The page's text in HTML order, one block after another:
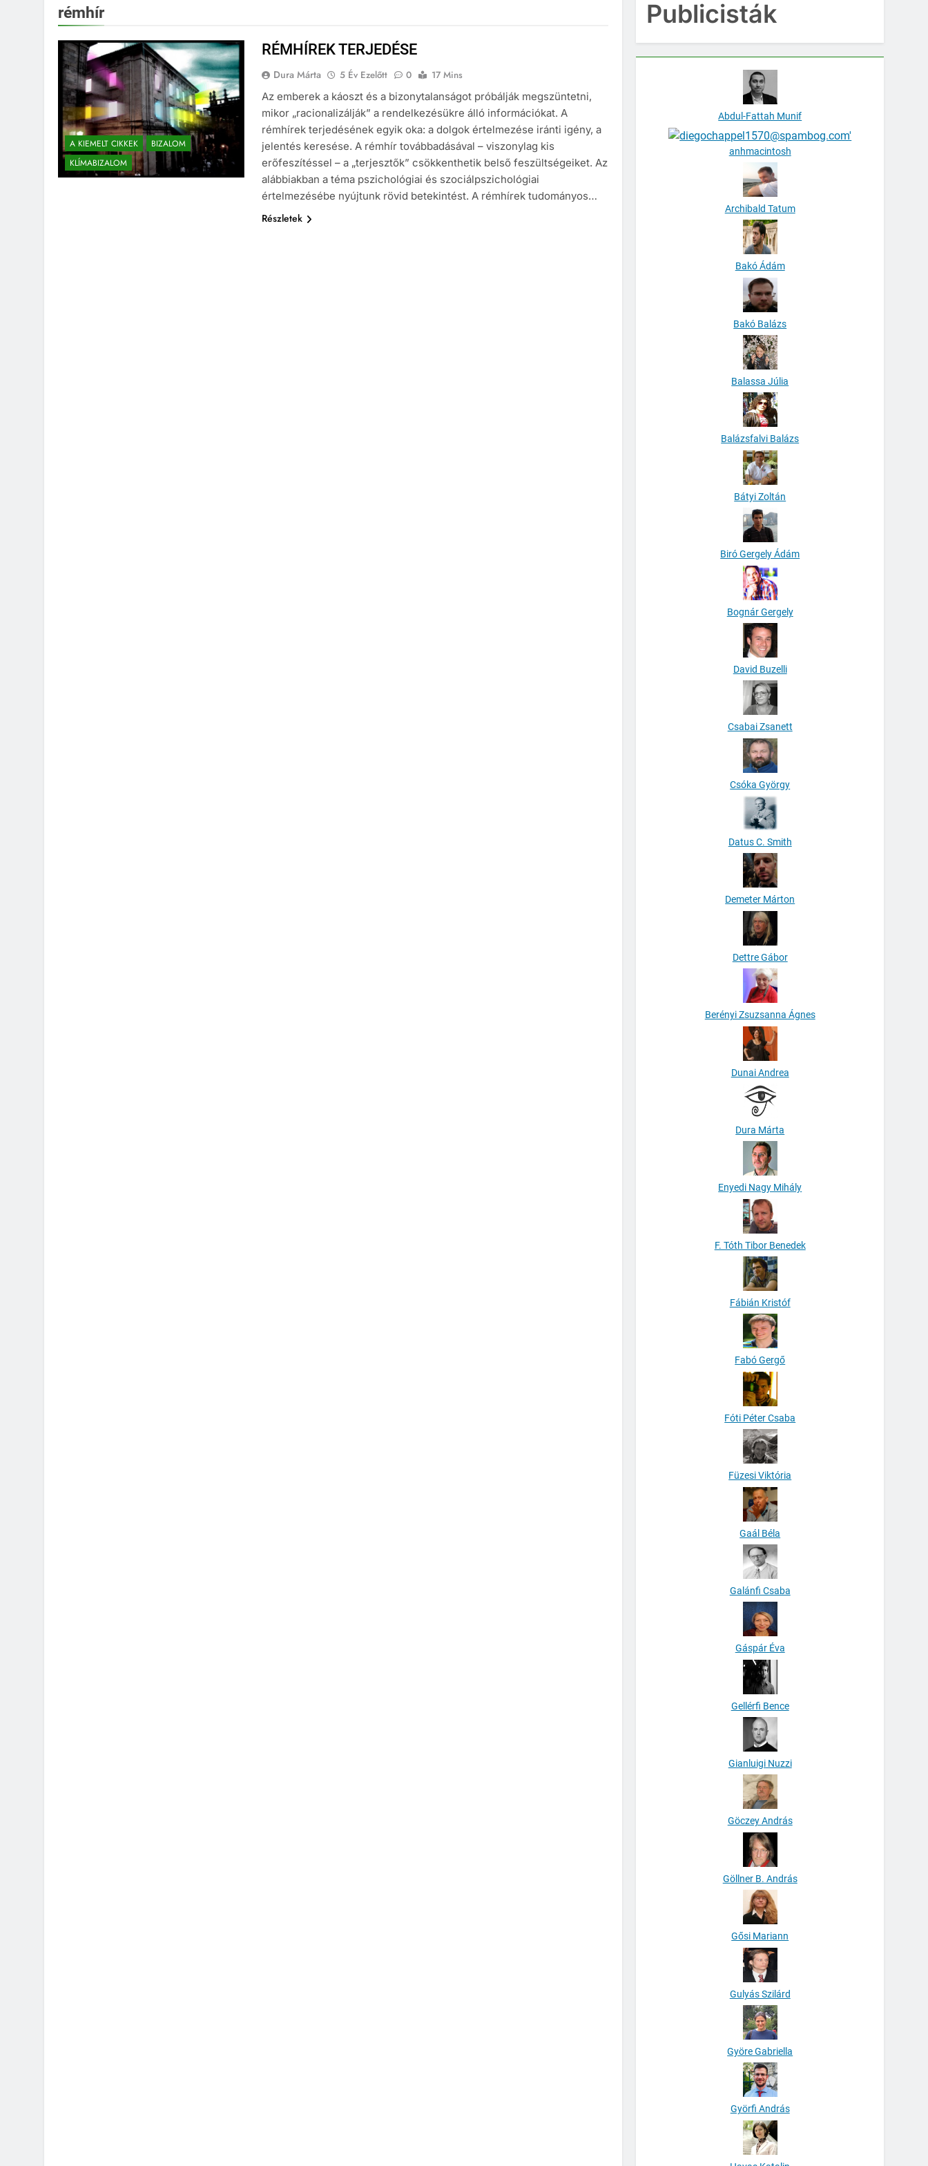
rémhír
A KIEMELT CIKKEK
BIZALOM
KLÍMABIZALOM
RÉMHÍREK TERJEDÉSE
Dura Márta 5 Év Ezelőtt 0
17 Mins
Az emberek a káoszt és a bizonytalanságot próbálják megszüntetni,
mikor „racionalizálják” a rendelkezésükre álló információkat. A
rémhírek terjedésének egyik oka: a dolgok értelmezése iránti igény, a
jelentés keresése. A rémhír továbbadásával – viszonylag kis
erőfeszítéssel – a „terjesztők” csökkenthetik belső feszültségeiket. Az
alábbiakban a téma pszichológiai és szociálpszichológiai
értelmezésébe nyújtunk rövid betekintést. A rémhírek tudományos…
Részletek
Publicisták
Abdul-Fattah Munif
anhmacintosh
Archibald Tatum
Bakó Ádám
Bakó Balázs
Balassa Júlia
Balázsfalvi Balázs
Bátyi Zoltán
Biró Gergely Ádám
Bognár Gergely
David Buzelli
Csabai Zsanett
Csóka György
Datus C. Smith
Demeter Márton
Dettre Gábor
Berényi Zsuzsanna Ágnes
Dunai Andrea
Dura Márta
Enyedi Nagy Mihály
F. Tóth Tibor Benedek
Fábián Kristóf
Fabó Gergő
Fóti Péter Csaba
Füzesi Viktória
Gaál Béla
Galánfi Csaba
Gáspár Éva
Gellérfi Bence
Gianluigi Nuzzi
Göczey András
Göllner B. András
Gősi Mariann
Gulyás Szilárd
Györe Gabriella
Györfi András